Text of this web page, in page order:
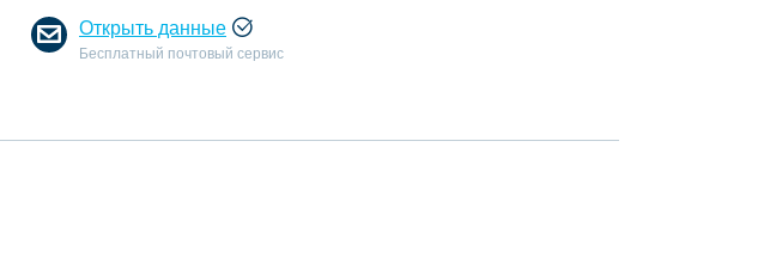
Открыть данные
Бесплатный почтовый сервис